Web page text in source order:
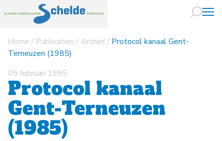
Naar
Home / Publicaties /Archief/ Protocol kanaal Gent-
Terneuzen (1985)
05 februari 1985
Protocol kanaal
Gent-Terneuzen
(1985)